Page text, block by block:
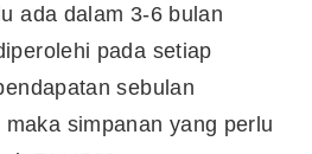
ada dalam 3-6 bulan
pada setiap
sebulan
simpanan yang perlu